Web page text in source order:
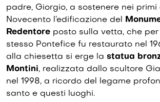
padre, Giorgio, a sostenere nei primi
Novecento l’edificazione del
Redentore posto sulla vetta, che
stesso Pontefice fu restaurato nel
alla chiesetta si erge la statua
Montini, realizzata dallo scultore
nel 1998, a ricordo del legame
santo e questi luoghi.